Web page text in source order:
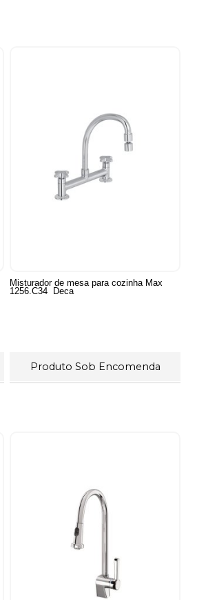
Misturador de mesa para cozinha Max
1256.C34  Deca
Produto Sob Encomenda